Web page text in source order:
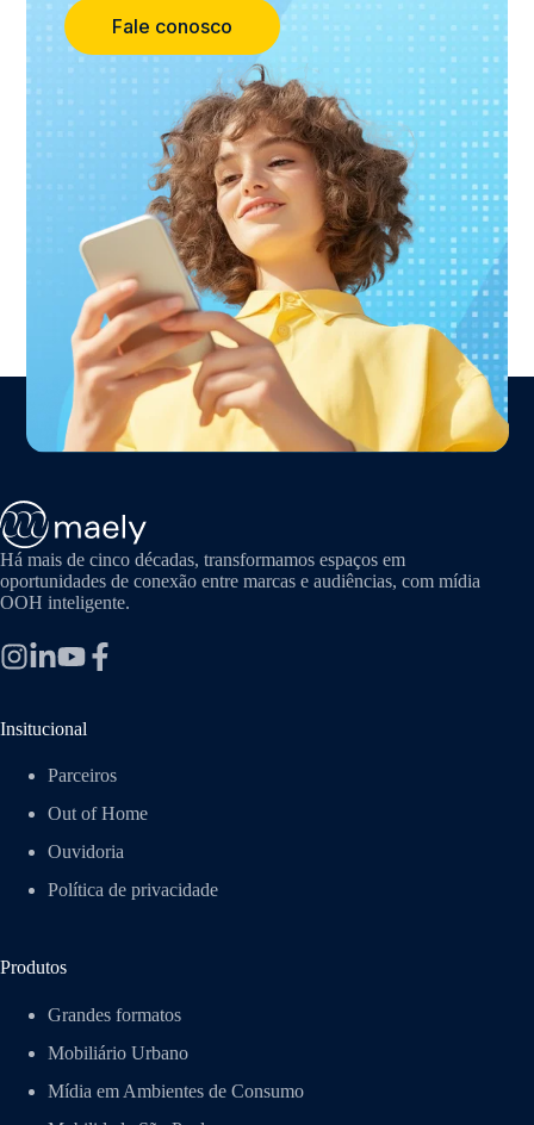
Fale conosco
Há mais de cinco décadas, transformamos espaços em
oportunidades de conexão entre marcas e audiências, com mídia
OOH inteligente.
Insitucional
Parceiros
Out of Home
Ouvidoria
Política de privacidade
Produtos
Grandes formatos
Mobiliário Urbano
Mídia em Ambientes de Consumo